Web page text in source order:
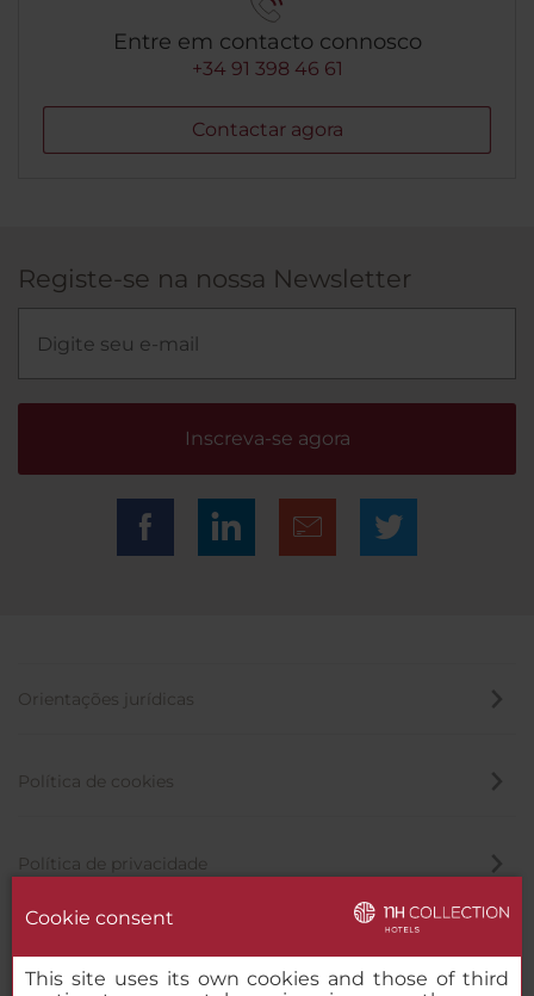
Entre em contacto connosco
+34 91 398 46 61
Contactar agora
Registe-se na nossa Newsletter
Inscreva-se agora
Orientações jurídicas
Política de cookies
Política de privacidade
Cookie consent
This site uses its own cookies and those of third